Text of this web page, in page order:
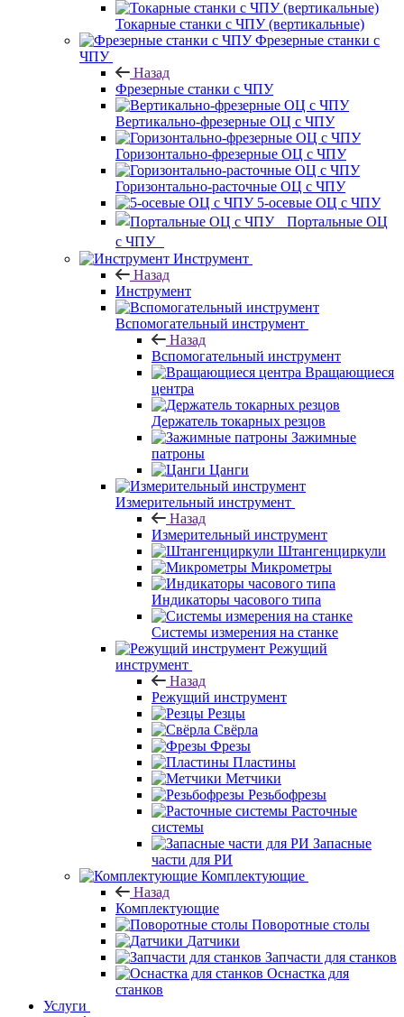
Токарные станки с ЧПУ (вертикальные)
Фрезерные станки с
ЧПУ
Назад
Фрезерные станки с ЧПУ
Вертикально-фрезерные ОЦ с ЧПУ
Горизонтально-фрезерные ОЦ с ЧПУ
Горизонтально-расточные ОЦ с ЧПУ
5-осевые ОЦ с ЧПУ
Портальные ОЦ
с ЧПУ
Инструмент
Назад
Инструмент
Вспомогательный инструмент
Назад
Вспомогательный инструмент
Вращающиеся
центра
Держатель токарных резцов
Зажимные
патроны
Цанги
Измерительный инструмент
Назад
Измерительный инструмент
Штангенциркули
Микрометры
Индикаторы часового типа
Системы измерения на станке
Режущий
инструмент
Назад
Режущий инструмент
Резцы
Свёрла
Фрезы
Пластины
Метчики
Резьбофрезы
Расточные
системы
Запасные
части для РИ
Комплектующие
Назад
Комплектующие
Поворотные столы
Датчики
Запчасти для станков
Оснастка для
станков
Услуги